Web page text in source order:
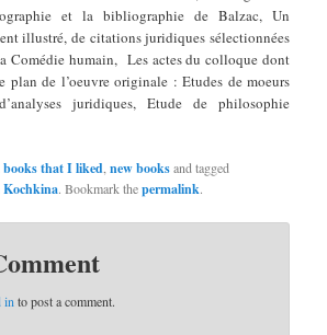
et la bibliographie de Balzac, Un
illustré, de citations juridiques sélectionnées
Comédie humain, Les actes du colloque dont
plan de l’oeuvre originale : Etudes de moeurs
juridiques, Etude de philosophie
books that I liked ,new booksand tagged
Kochkina. Bookmark thepermalink.
in to post a comment.